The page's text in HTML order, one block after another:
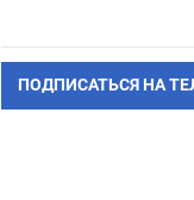
ПОДПИСАТЬСЯ НА